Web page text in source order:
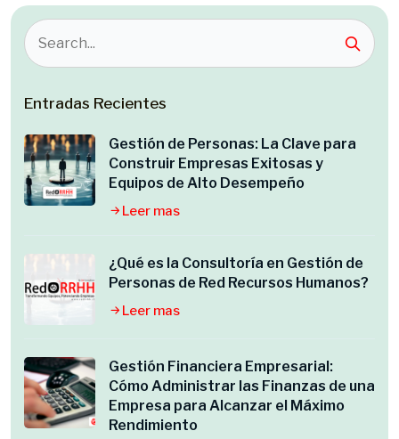
Entradas Recientes
Gestión de Personas: La Clave para
Construir Empresas Exitosas y
Equipos de Alto Desempeño
Leer mas
¿Qué es la Consultoría en Gestión de
Personas de Red Recursos Humanos?
Leer mas
Gestión Financiera Empresarial:
Cómo Administrar las Finanzas de una
Empresa para Alcanzar el Máximo
Rendimiento